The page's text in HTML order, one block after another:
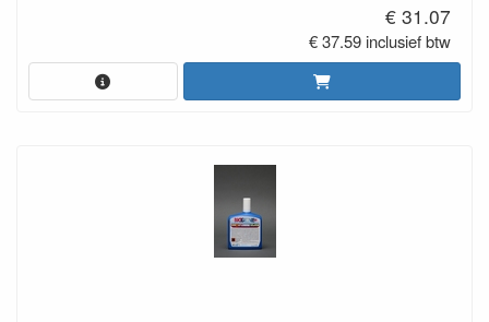
€ 31.07
€ 37.59 inclusief btw